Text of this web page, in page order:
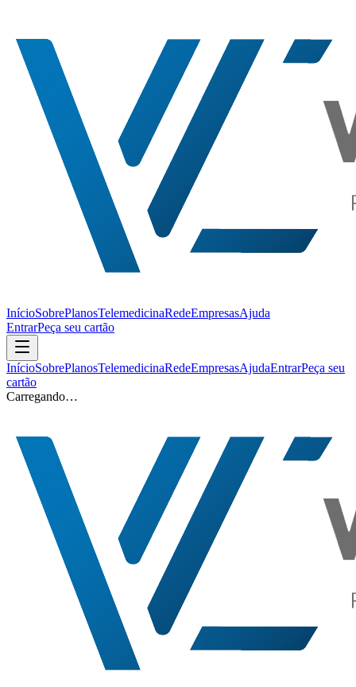
InícioSobrePlanosTelemedicinaRedeEmpresasAjuda
EntrarPeça seu cartão
InícioSobrePlanosTelemedicinaRedeEmpresasAjudaEntrarPeça seu
cartão
Carregando…